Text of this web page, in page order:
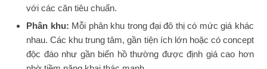
với các căn tiêu chuẩn.
Phân khu: Mỗi phân khu trong đại đô thị có mức giá khác
nhau. Các khu trung tâm, gần tiện ích lớn hoặc có concept
độc đáo như gần biển hồ thường được định giá cao hơn